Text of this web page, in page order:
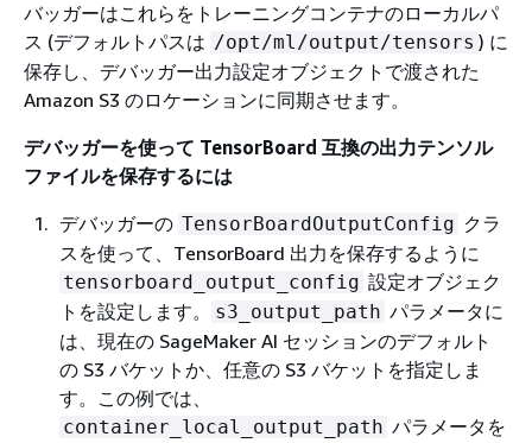
バッガーはこれらをトレーニングコンテナのローカルパ
ス (デフォルトパスは /opt/ml/output/tensors ) に
保存し、デバッガー出力設定オブジェクトで渡された
Amazon S3 のロケーションに同期させます。
デバッガーを使って TensorBoard 互換の出力テンソル
ファイルを保存するには
デバッガーの TensorBoardOutputConfig クラ
スを使って、TensorBoard 出力を保存するように
tensorboard_output_config 設定オブジェク
トを設定します。
s3_output_path パラメータに
は、現在の SageMaker AI セッションのデフォルト
の S3 バケットか、任意の S3 バケットを指定しま
す。この例では、
container_local_output_path パラメータを